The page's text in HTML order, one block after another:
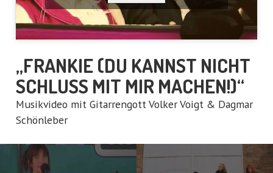
„FRANKIE (DU KANNST NICHT
SCHLUSS MIT MIR MACHEN!)“
Musikvideo mit Gitarrengott Volker Voigt & Dagmar
Schönleber